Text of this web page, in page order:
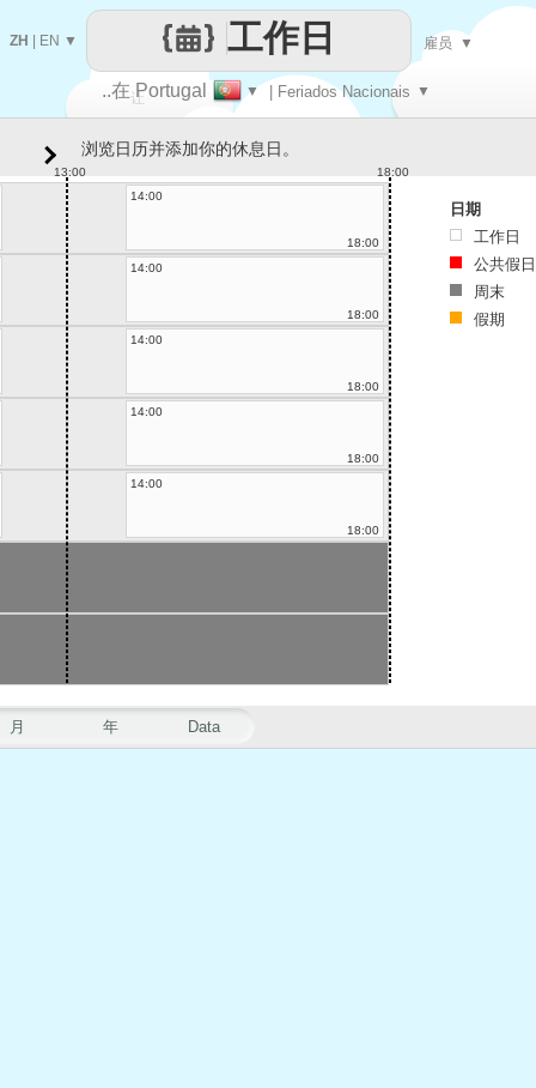
让
每一天
..在 Portugal ▼ | Feriados Nacionais ▼
工作日
ZH EN ▼ 雇员 ▼
月 年 Data
浏览日历并添加你的休息日。
13:00
18:00
14:00
18:00
14:00
18:00
14:00
18:00
14:00
18:00
14:00
18:00
日期
工作日
公共假日
周末
假期